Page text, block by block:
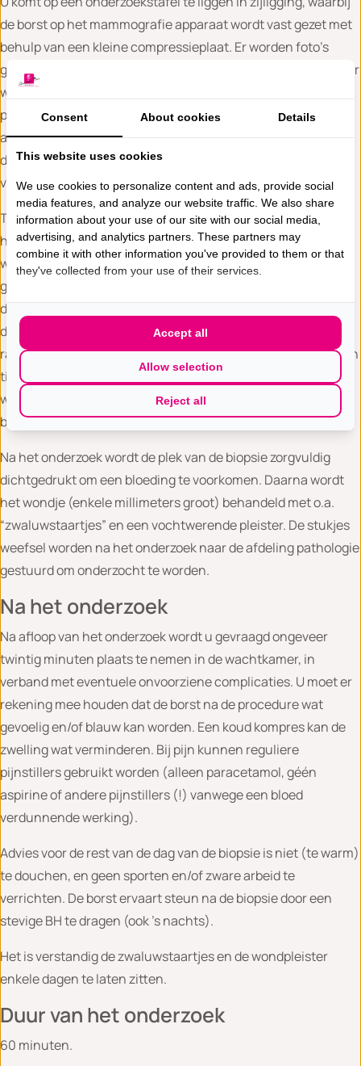
de borst op het mammografie apparaat wordt vast gezet met
behulp van een kleine compressieplaat. Er worden foto’s
gemaakt voor de plaatsbepaling. Met behulp van de computer
wordt de plaats bepaald. De huid wordt gedesinfecteerd en
plaatselijk verdoofd. Dit kan gevoelig zijn en branderig
aanvoelen. Er wordt een klein sneetje in de huid gemaakt om
de toegang tot de borst voor de punctienaald te
vereenvoudigen. Dankzij de verdoving is dit sneetje pijnloos.
Tijdens de biopsie neemt de radioloog, met een speciaal
hiervoor ontwikkeld biopsiesysteem, enkele biopten (stukjes
weefsel) uit de borst. De stukjes weefsel worden
gefotografeerd om te zien of de calcificaties ook
daadwerkelijk hierin aanwezig zijn. Indien er calcificaties in
de biopten aanwezig zijn, wordt de naald verwijderd. De
radioloog plaatst vervolgens een marker in de borst (een klein
titanium korreltje) die aangeeft waar het weefsel
weggenomen is. Deze marker kan zonder bijwerkingen in de
borst achterblijven.
Na het onderzoek wordt de plek van de biopsie zorgvuldig
dichtgedrukt om een bloeding te voorkomen. Daarna wordt
het wondje (enkele millimeters groot) behandeld met o.a.
“zwaluwstaartjes” en een vochtwerende pleister. De stukjes
weefsel worden na het onderzoek naar de afdeling pathologie
gestuurd om onderzocht te worden.
Na het onderzoek
Na afloop van het onderzoek wordt u gevraagd ongeveer
twintig minuten plaats te nemen in de wachtkamer, in
verband met eventuele onvoorziene complicaties. U moet er
rekening mee houden dat de borst na de procedure wat
gevoelig en/of blauw kan worden. Een koud kompres kan de
zwelling wat verminderen. Bij pijn kunnen reguliere
pijnstillers gebruikt worden (alleen paracetamol, géén
aspirine of andere pijnstillers (!) vanwege een bloed
verdunnende werking).
Advies voor de rest van de dag van de biopsie is niet (te warm)
te douchen, en geen sporten en/of zware arbeid te
verrichten. De borst ervaart steun na de biopsie door een
stevige BH te dragen (ook ’s nachts).
Het is verstandig de zwaluwstaartjes en de wondpleister
enkele dagen te laten zitten.
Duur van het onderzoek
60 minuten.
Consent About cookies Details
This website uses cookies
We use cookies to personalize content and ads, provide social
media features, and analyze our website traffic. We also share
information about your use of our site with our social media,
advertising, and analytics partners. These partners may
combine it with other information you've provided to them or that
they've collected from your use of their services.
Reject all
Allow selection
Accept all